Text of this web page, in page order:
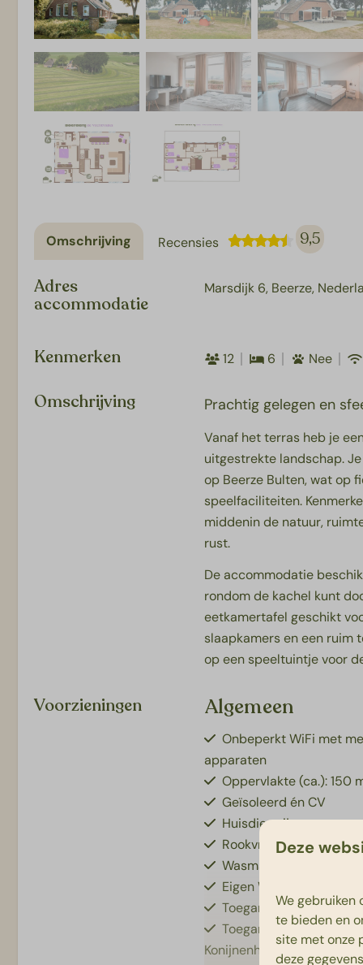
Omschrijving Recensies 9,5
Adres
accommodatie
Marsdijk 6, Beerze,
Kenmerken 12 6 Nee
Omschrijving Prachtig gelegen en
Vanaf het terras heb je
uitgestrekte landschap.
op Beerze Bulten, wat op
speelfaciliteiten.
middenin de natuur,
rust.
De accommodatie
rondom de kachel kunt
eetkamertafel geschikt
slaapkamers en een ruim
op een speeltuintje voor
Voorzieningen Algemeen
Onbeperkt WiFi met
apparaten
Oppervlakte (ca.): 150
Geïsoleerd én CV
Huisdiervrij
Rookvrij
Wasmachine
Eigen WiFi in
Toegang tot
Toegang tot indoor
Konijnenhol
Deze
We gebruiken
te bieden en
site met onze
deze